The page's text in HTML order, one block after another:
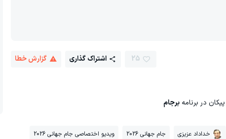
25 اشتراک گذاری گزارش خطا
در برنامه برجام
خداداد عزیزی جام جهانی 2026 ویدیو اختصاصی جام جهانی 2026